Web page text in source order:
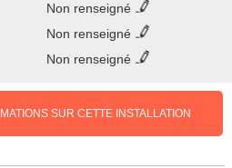
Non renseigné
Non renseigné
Non renseigné
SUR CETTE INSTALLATION